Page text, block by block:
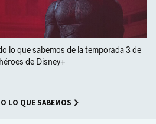
lo que sabemos de la temporada 3 de
de Disney+
LO QUE SABEMOS